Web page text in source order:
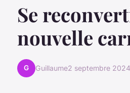
Se
nouvelle
G Guillaume2 septembre 2024